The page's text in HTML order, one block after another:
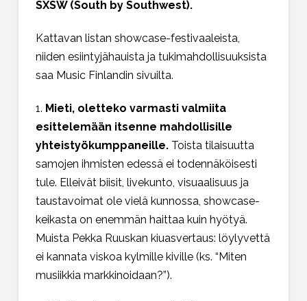
SXSW (South by Southwest).
Kattavan listan showcase-festivaaleista,
niiden esiintyjähauista ja tukimahdollisuuksista
saa Music Finlandin sivuilta.
1. Mieti, oletteko varmasti valmiita
esittelemään itsenne mahdollisille
yhteistyökumppaneille.Toista tilaisuutta
samojen ihmisten edessä ei todennäköisesti
tule. Elleivät biisit, livekunto, visuaalisuus ja
taustavoimat ole vielä kunnossa, showcase-
keikasta on enemmän haittaa kuin hyötyä.
Muista Pekka Ruuskan kiuasvertaus: löylyvettä
ei kannata viskoa kylmille kiville (ks. “Miten
musiikkia markkinoidaan?”).